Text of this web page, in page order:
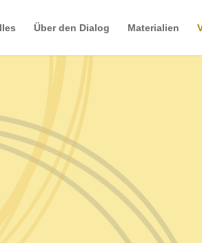
Über den Dialog Materialien